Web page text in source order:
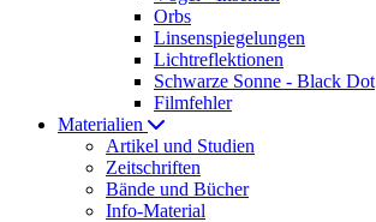
Orbs
Linsenspiegelungen
Lichtreflektionen
Schwarze Sonne - Black Dot
Filmfehler
Materialien
Artikel und Studien
Zeitschriften
Bände und Bücher
Info-Material